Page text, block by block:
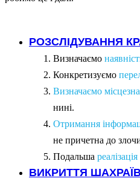
РОЗСЛІДУВАННЯ
Визначаємо
Конкретизуємо
Визначаємо
нині.
Отримання
не причетна до
Подальша
ВИКРИТТЯ